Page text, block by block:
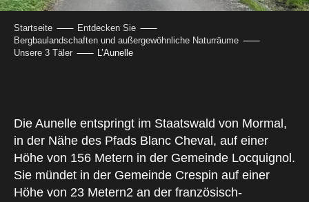
Startseite
Entdecken Sie
Bergbaulandschaften und außergewöhnliche Naturräume
Unsere 3 Täler
L’Aunelle
Die Aunelle entspringt im Staatswald von Mormal,
in der Nähe des Pfads Blanc Cheval, auf einer
Höhe von 156 Metern in der Gemeinde Locquignol.
Sie mündet in der Gemeinde Crespin auf einer
Höhe von 23 Metern2 an der französisch-